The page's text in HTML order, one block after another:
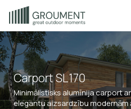
main
content
Carport SL170
Minimālistisks alumīnija carport
elegantu aizsardzību modernām